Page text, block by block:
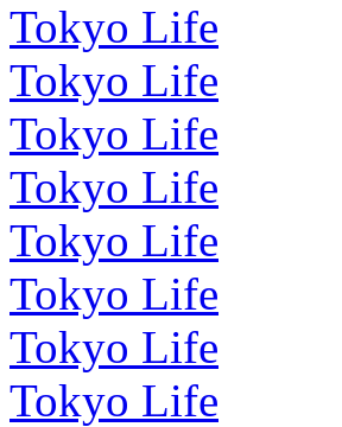
Tokyo Life
Tokyo Life
Tokyo Life
Tokyo Life
Tokyo Life
Tokyo Life
Tokyo Life
Tokyo Life